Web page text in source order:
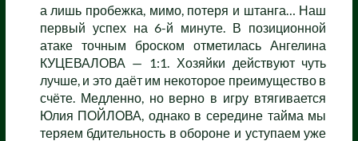
а лишь пробежка, мимо, потеря и штанга… Наш
первый успех на 6-й минуте. В позиционной
атаке точным броском отметилась Ангелина
КУЦЕВАЛОВА — 1:1. Хозяйки действуют чуть
лучше, и это даёт им некоторое преимущество в
счёте. Медленно, но верно в игру втягивается
Юлия ПОЙЛОВА, однако в середине тайма мы
теряем бдительность в обороне и уступаем уже